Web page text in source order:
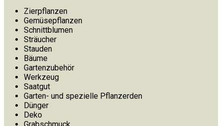
Zierpflanzen
Gemüsepflanzen
Schnittblumen
Sträucher
Stauden
Bäume
Gartenzubehör
Werkzeug
Saatgut
Garten- und spezielle Pflanzerden
Dünger
Deko